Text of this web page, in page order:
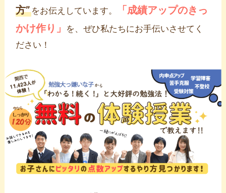
方”をお伝えしています。
「成績アップのきっ
かけ作り」
を、ぜひ私たちにお手伝いさせてく
ださい！